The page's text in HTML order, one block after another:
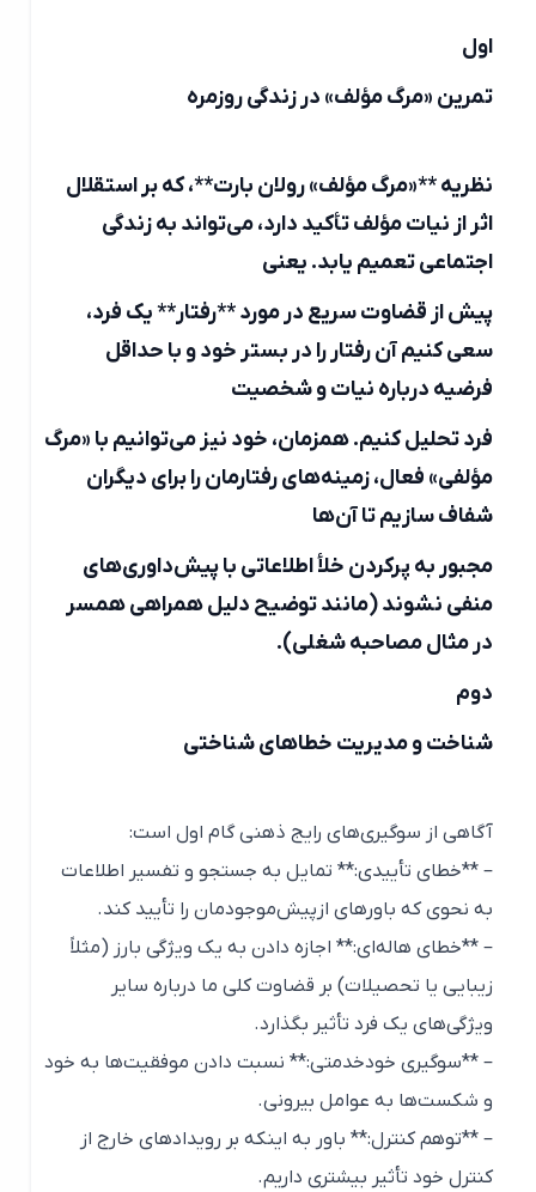
تمرین «مرگ مؤلف» در زندگی روزمره
نظریه **«مرگ مؤلف» رولان بارت**، که بر استقلال
اثر از نیات مؤلف تأکید دارد، می‌تواند به زندگی
اجتماعی تعمیم یابد. یعنی
پیش از قضاوت سریع در مورد **رفتار** یک فرد،
سعی کنیم آن رفتار را در بستر خود و با حداقل
فرضیه درباره نیات و شخصیت
فرد تحلیل کنیم. همزمان، خود نیز می‌توانیم با «مرگ
مؤلفی» فعال، زمینه‌های رفتارمان را برای دیگران
شفاف سازیم تا آن‌ها
مجبور به پرکردن خلأ اطلاعاتی با پیش‌داوری‌های
منفی نشوند (مانند توضیح دلیل همراهی همسر
در مثال مصاحبه شغلی).
دوم
شناخت و مدیریت خطاهای شناختی
آگاهی از سوگیری‌های رایج ذهنی گام اول است:
– **خطای تأییدی:** تمایل به جستجو و تفسیر اطلاعات
به نحوی که باورهای ازپیش‌موجودمان را تأیید کند.
– **خطای هاله‌ای:** اجازه دادن به یک ویژگی بارز (مثلاً
زیبایی یا تحصیلات) بر قضاوت کلی ما درباره سایر
ویژگی‌های یک فرد تأثیر بگذارد.
– **سوگیری خودخدمتی:** نسبت دادن موفقیت‌ها به خود
و شکست‌ها به عوامل بیرونی.
– **توهم کنترل:** باور به اینکه بر رویدادهای خارج از
کنترل خود تأثیر بیشتری داریم.